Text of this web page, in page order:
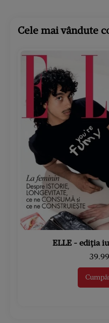
Cele mai vândute
ELLE - ediția